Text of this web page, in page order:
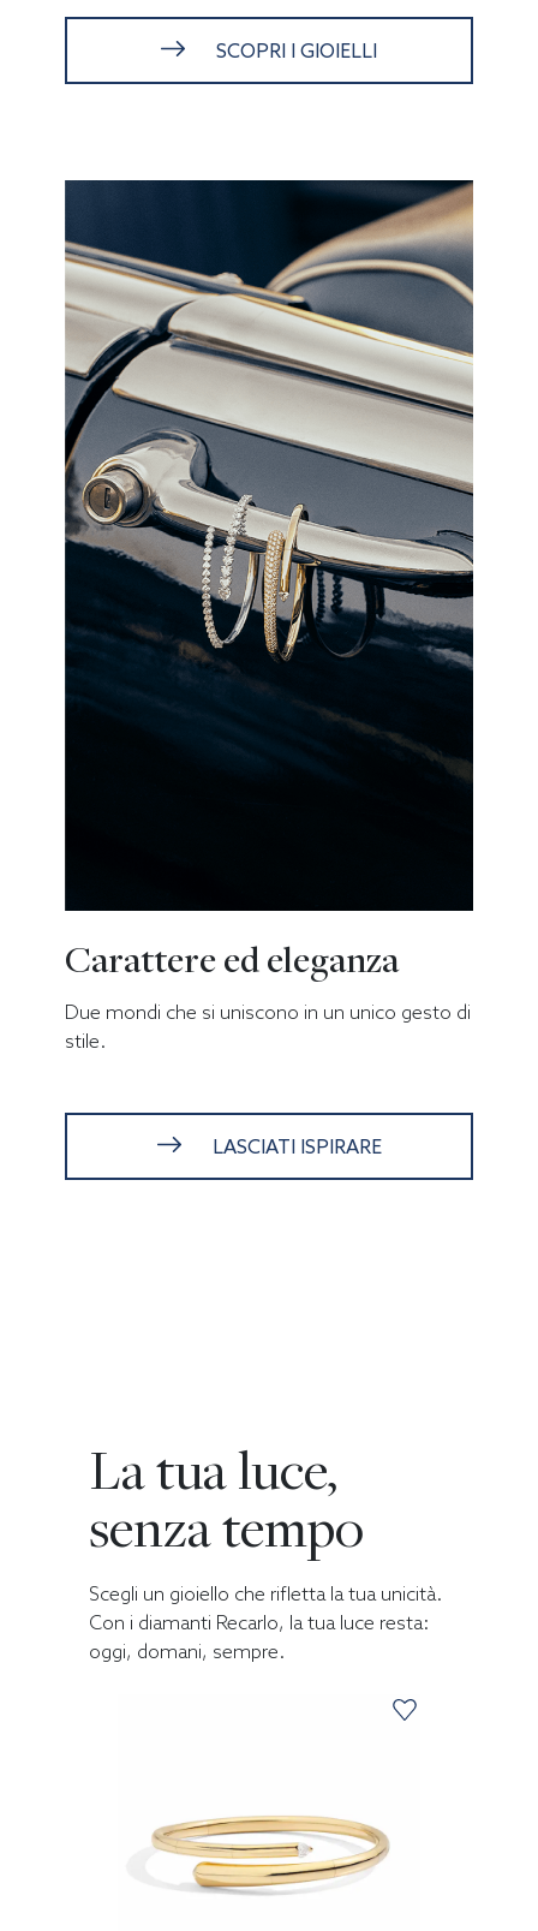
SCOPRI I GIOIELLI
Carattere ed eleganza
Due mondi che si uniscono in un unico gesto di
stile.
LASCIATI ISPIRARE
La tua luce,
senza tempo
Scegli un gioiello che rifletta la tua unicità.
Con i diamanti Recarlo, la tua luce resta:
oggi, domani, sempre.